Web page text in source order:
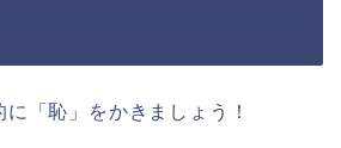
「恥」をかきましょう！